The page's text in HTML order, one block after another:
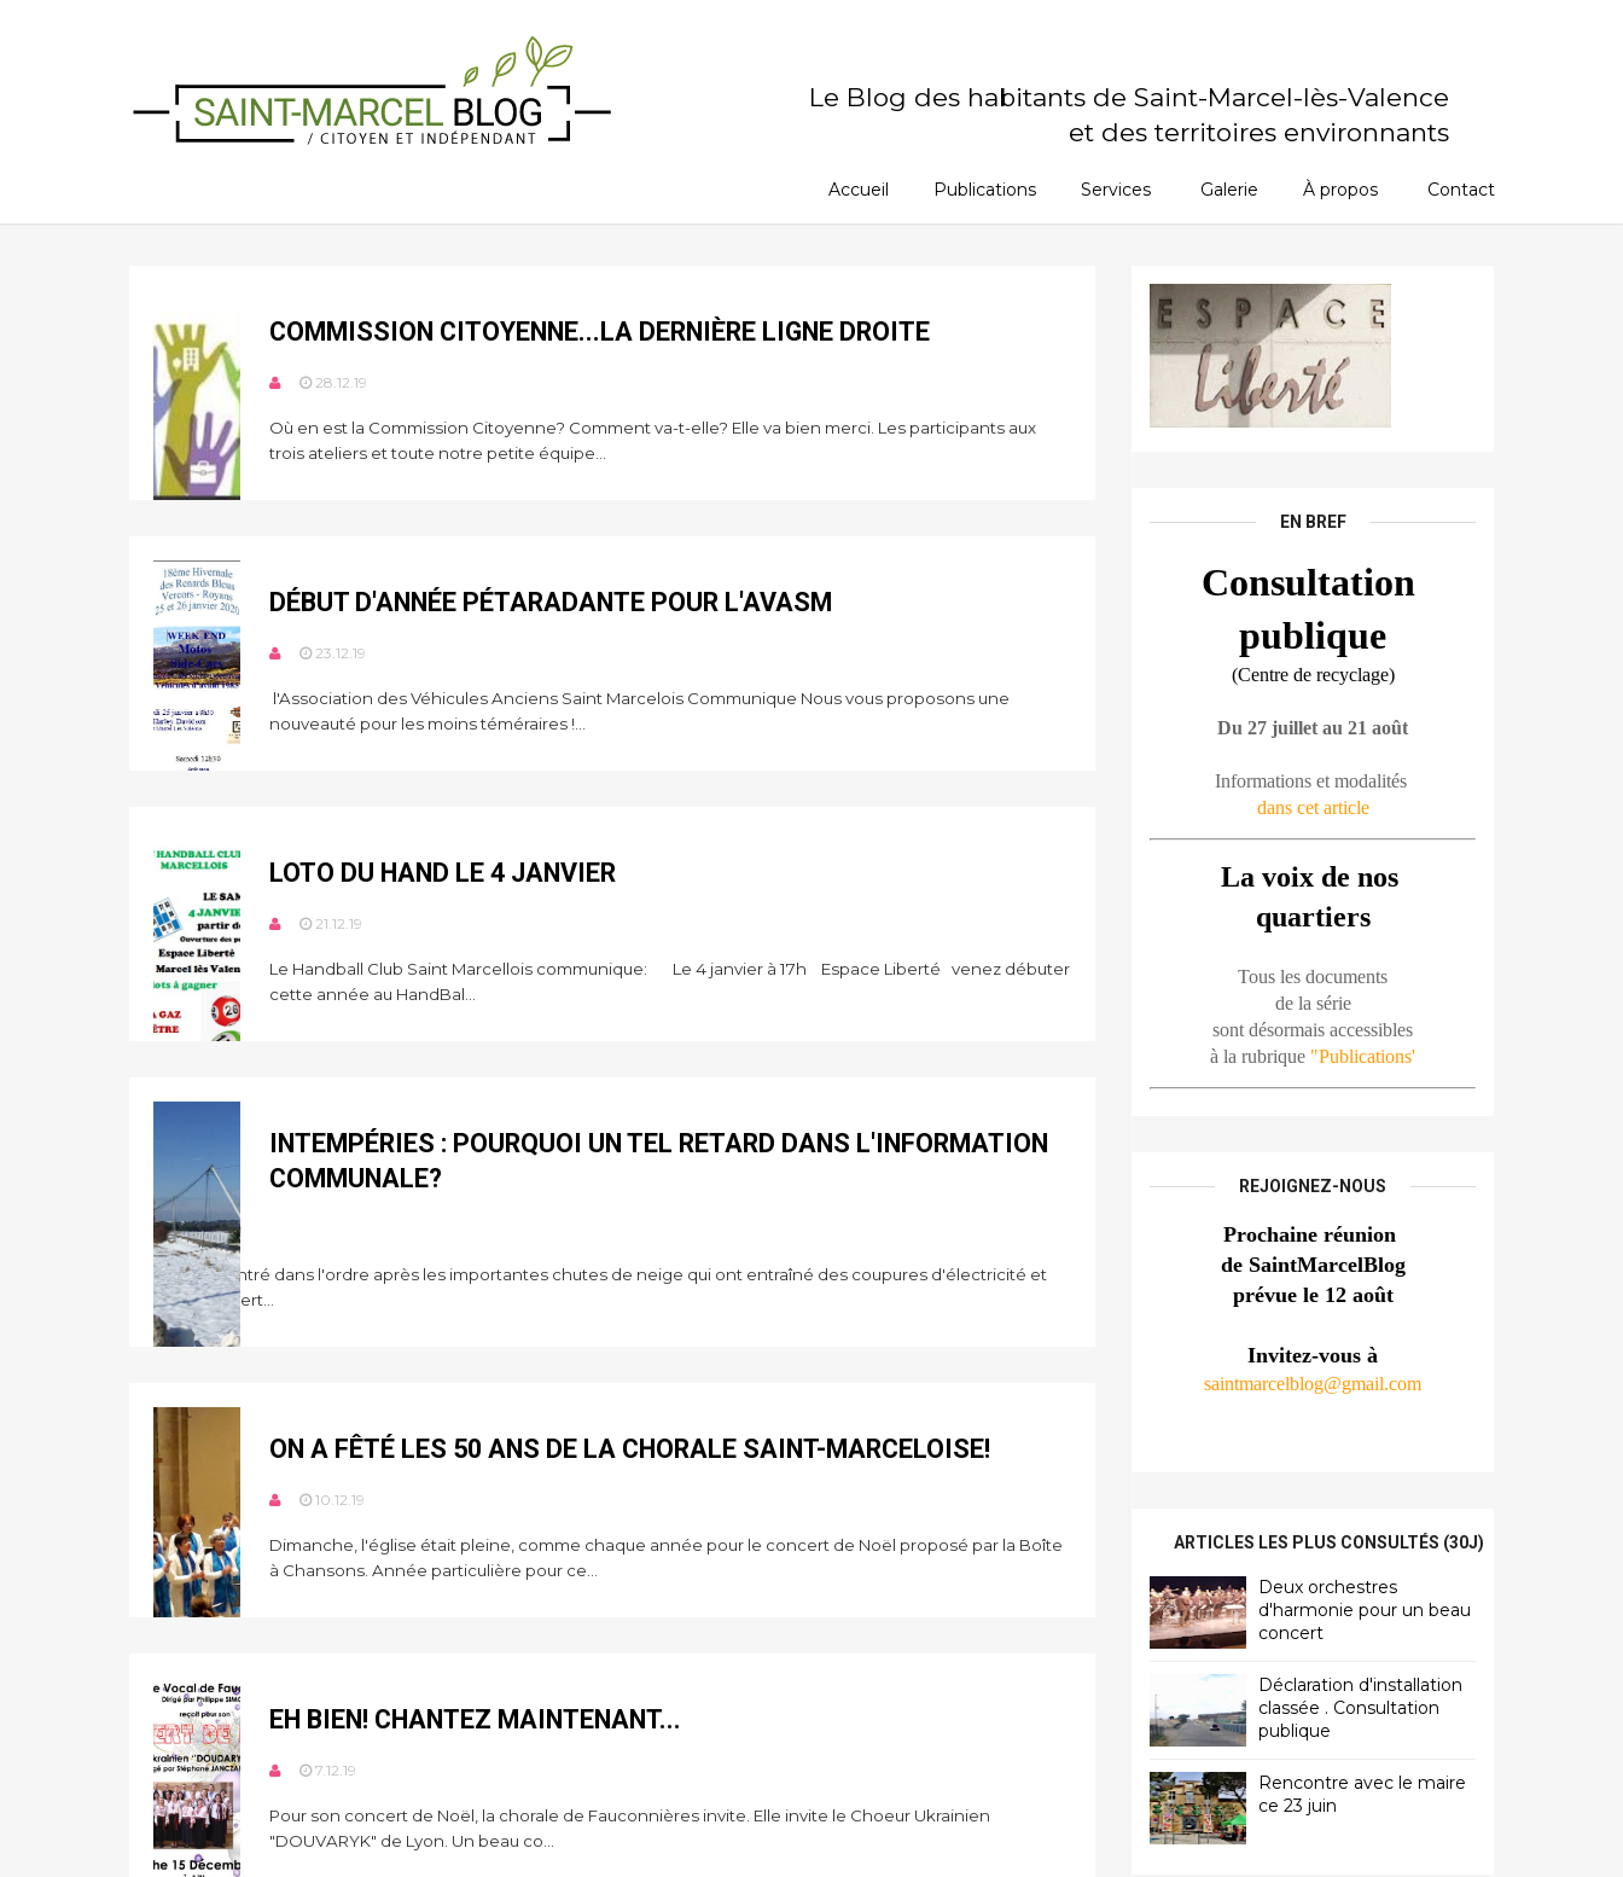
Le Blog des habitants de Saint-Marcel-lès-Valence
et des territoires environnants
Accueil Publications Services Galerie À propos Contact
COMMISSION CITOYENNE...LA DERNIÈRE LIGNE DROITE
28.12.19
Où en est la Commission Citoyenne? Comment va-t-elle? Elle va bien merci. Les participants aux
trois ateliers et toute notre petite équipe...
DÉBUT D'ANNÉE PÉTARADANTE POUR L'AVASM
23.12.19
l'Association des Véhicules Anciens Saint Marcelois Communique Nous vous proposons une
nouveauté pour les moins téméraires !...
LOTO DU HAND LE 4 JANVIER
21.12.19
Le Handball Club Saint Marcellois communique: Le 4 janvier à 17h Espace Liberté venez débuter
cette année au HandBal...
INTEMPÉRIES : POURQUOI UN TEL RETARD DANS L'INFORMATION
COMMUNALE?
11.12.19
Tout est rentré dans l'ordre après les importantes chutes de neige qui ont entraîné des coupures d'électricité et
de fortes pert...
ON A FÊTÉ LES 50 ANS DE LA CHORALE SAINT-MARCELOISE!
10.12.19
Dimanche, l'église était pleine, comme chaque année pour le concert de Noël proposé par la Boîte
à Chansons. Année particulière pour ce...
EH BIEN! CHANTEZ MAINTENANT...
7.12.19
Pour son concert de Noël, la chorale de Fauconnières invite. Elle invite le Choeur Ukrainien
"DOUVARYK" de Lyon. Un beau co...
EN BREF
Consultation
publique
(Centre de recyclage)
Du 27 juillet au 21 août
Informations et modalités
dans cet article
La voix de nos
quartiers
Tous les documents
de la série
sont désormais accessibles
à la rubrique "Publications'
REJOIGNEZ-NOUS
Prochaine réunion
de SaintMarcelBlog
prévue le 12 août
Invitez-vous à
saintmarcelblog@gmail.com
ARTICLES LES PLUS CONSULTÉS (30J)
Deux orchestres
d'harmonie pour un beau
concert
Déclaration d'installation
classée . Consultation
publique
Rencontre avec le maire
ce 23 juin